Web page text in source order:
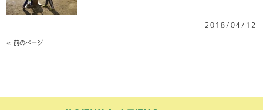
2018/04/12
« 前のページ